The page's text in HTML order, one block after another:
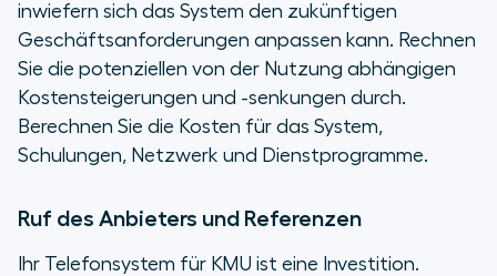
inwiefern sich das System den zukünftigen
Geschäftsanforderungen anpassen kann. Rechnen
Sie die potenziellen von der Nutzung abhängigen
Kostensteigerungen und -senkungen durch.
Berechnen Sie die Kosten für das System,
Schulungen, Netzwerk und Dienstprogramme.
Ruf des Anbieters und Referenzen
Ihr Telefonsystem für KMU ist eine Investition.